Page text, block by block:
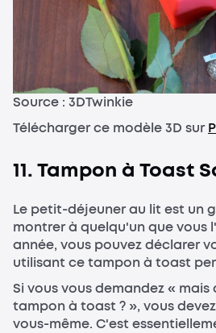
Source : 3DTwinkie
Télécharger ce modèle 3D sur
11. Tampon à Toast
Le petit-déjeuner au lit est un
montrer à quelqu'un que vous
année, vous pouvez déclarer
utilisant ce tampon à toast
Si vous vous demandez «
tampon à toast ? », vous
vous-même. C'est